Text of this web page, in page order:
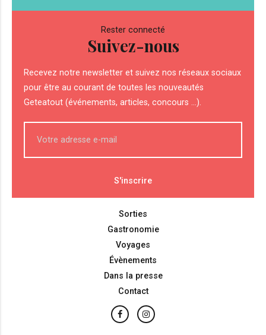
Rester connecté
Suivez-nous
Recevez notre newsletter et suivez nos réseaux sociaux
pour être au courant de toutes les nouveautés
Geteatout (événements, articles, concours ...).
Sorties
Gastronomie
Voyages
Évènements
Dans la presse
Contact